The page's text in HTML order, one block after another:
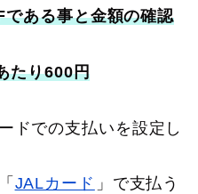
ある事と金額の確認
り600円
ドでの支払いを設定し
JALカード 」で支払う